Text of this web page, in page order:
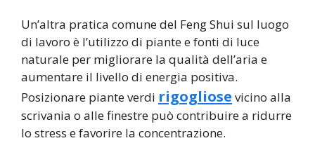
Un’altra pratica comune del Feng Shui sul luogo
di lavoro è l’utilizzo di piante e fonti di luce
naturale per migliorare la qualità dell’aria e
aumentare il livello di energia positiva.
Posizionare piante verdi rigogliose vicino alla
scrivania o alle finestre può contribuire a ridurre
lo stress e favorire la concentrazione.